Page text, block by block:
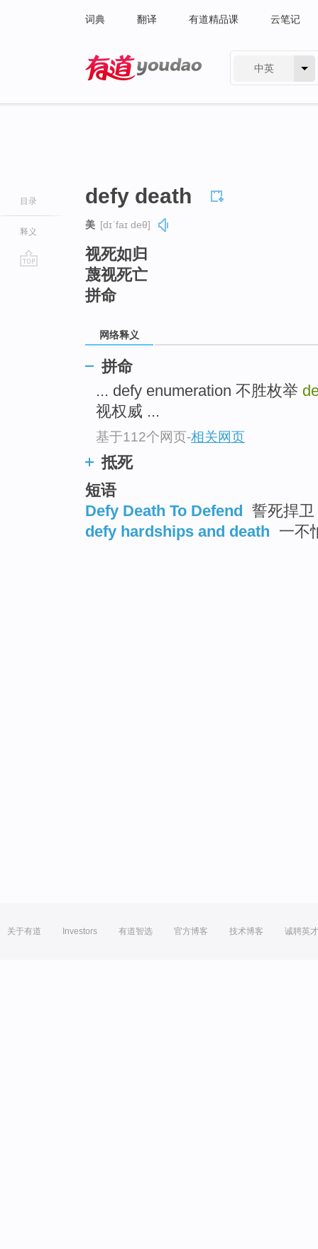
词典 翻译 有道精品课 云笔记
中英
目录
释义
defy death
美 [dɪˈfaɪ deθ]
视死如归
蔑视死亡
拼命
网络释义
拼命
... defy enumeration 不胜枚举
视权威 ...
基于112个网页-相关网页
抵死
短语
Defy Death To Defend 誓死捍卫
defy hardships and death 一不
关于有道 Investors 有道智选 官方博客 技术博客 诚聘英才